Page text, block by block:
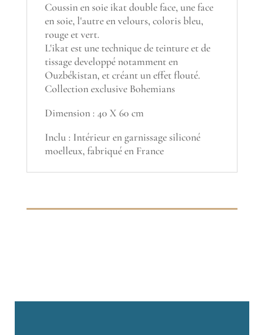
Coussin en soie ikat double face, une face
en soie, l'autre en velours, coloris bleu,
rouge et vert.
L'ikat est une technique de teinture et de
tissage developpé notamment en
Ouzbékistan, et créant un effet flouté.
Collection exclusive Bohemians
Dimension : 40 X 60 cm
Inclu : Intérieur en garnissage siliconé
moelleux, fabriqué en France